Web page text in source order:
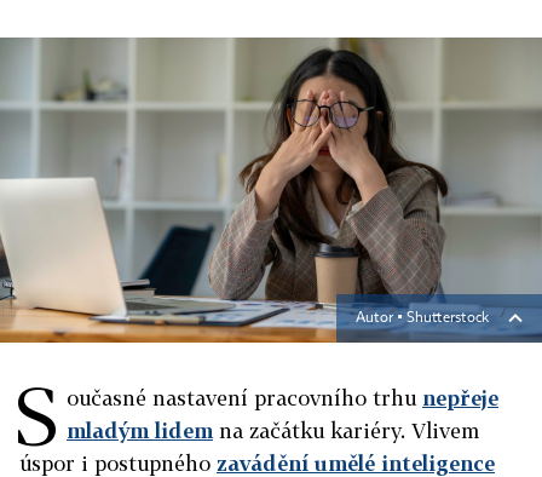
Autor ▪ Shutterstock
S oučasné nastavení pracovního trhu nepřeje
mladým lidem na začátku kariéry. Vlivem
úspor i postupného zavádění umělé inteligence